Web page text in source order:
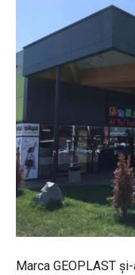
Marca GEOPLAST